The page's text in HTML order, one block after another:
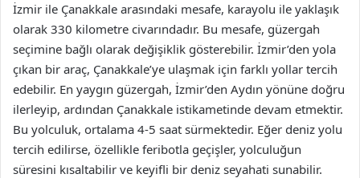
İzmir ile Çanakkale arasındaki mesafe, karayolu ile yaklaşık
olarak 330 kilometre civarındadır. Bu mesafe, güzergah
seçimine bağlı olarak değişiklik gösterebilir. İzmir’den yola
çıkan bir araç, Çanakkale’ye ulaşmak için farklı yollar tercih
edebilir. En yaygın güzergah, İzmir’den Aydın yönüne doğru
ilerleyip, ardından Çanakkale istikametinde devam etmektir.
Bu yolculuk, ortalama 4-5 saat sürmektedir. Eğer deniz yolu
tercih edilirse, özellikle feribotla geçişler, yolculuğun
süresini kısaltabilir ve keyifli bir deniz seyahati sunabilir.